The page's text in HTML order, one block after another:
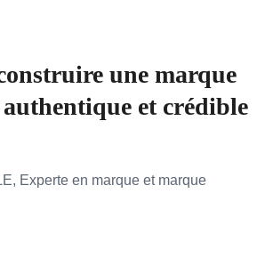
une marque
et crédible
Experte en marque et marque